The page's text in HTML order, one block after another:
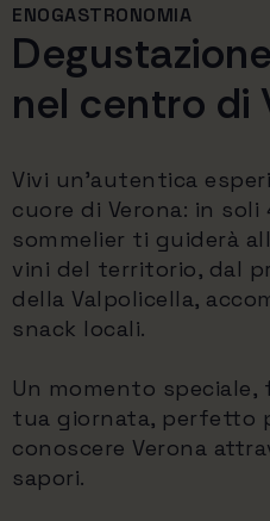
ENOGASTRONOMIA
nel centro di
Vivi un’autentica
cuore di Verona: in
sommelier ti guiderà
vini del territorio, dal
della Valpolicella,
snack locali.
Un momento speciale,
tua giornata, perfetto
conoscere Verona
sapori.